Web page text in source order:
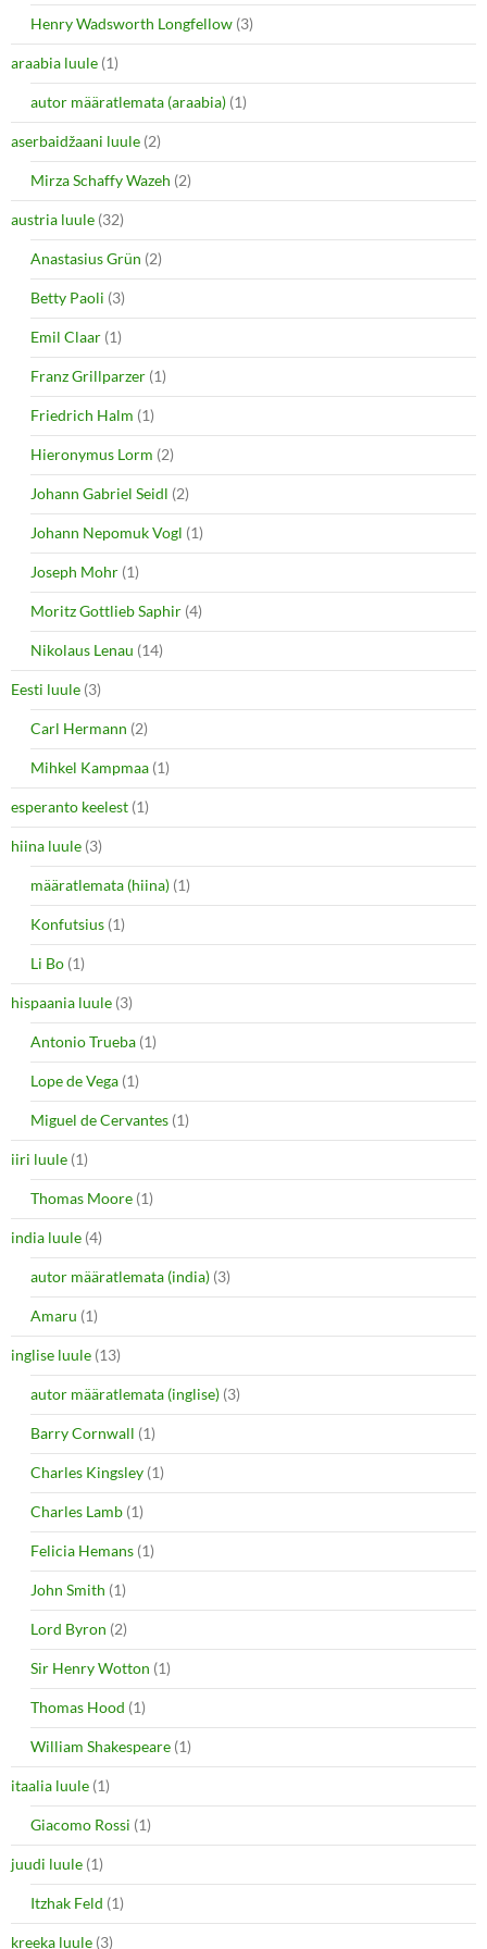
Henry Wadsworth Longfellow (3)
araabia luule (1)
autor määratlemata (araabia) (1)
aserbaidžaani luule (2)
Mirza Schaffy Wazeh (2)
austria luule (32)
Anastasius Grün (2)
Betty Paoli (3)
Emil Claar (1)
Franz Grillparzer (1)
Friedrich Halm (1)
Hieronymus Lorm (2)
Johann Gabriel Seidl (2)
Johann Nepomuk Vogl (1)
Joseph Mohr (1)
Moritz Gottlieb Saphir (4)
Nikolaus Lenau (14)
Eesti luule (3)
Carl Hermann (2)
Mihkel Kampmaa (1)
esperanto keelest (1)
hiina luule (3)
määratlemata (hiina) (1)
Konfutsius (1)
Li Bo (1)
hispaania luule (3)
Antonio Trueba (1)
Lope de Vega (1)
Miguel de Cervantes (1)
iiri luule (1)
Thomas Moore (1)
india luule (4)
autor määratlemata (india) (3)
Amaru (1)
inglise luule (13)
autor määratlemata (inglise) (3)
Barry Cornwall (1)
Charles Kingsley (1)
Charles Lamb (1)
Felicia Hemans (1)
John Smith (1)
Lord Byron (2)
Sir Henry Wotton (1)
Thomas Hood (1)
William Shakespeare (1)
itaalia luule (1)
Giacomo Rossi (1)
juudi luule (1)
Itzhak Feld (1)
kreeka luule (3)